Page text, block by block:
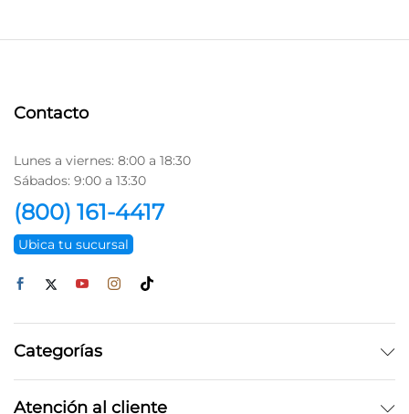
Contacto
Lunes a viernes: 8:00 a 18:30
Sábados: 9:00 a 13:30
(800) 161-4417
Ubica tu sucursal
Categorías
Atención al cliente